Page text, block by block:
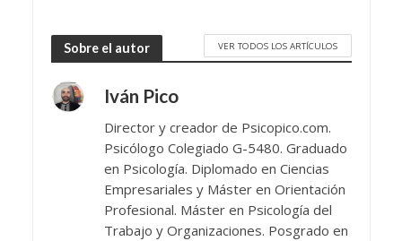
Sobre el autor VER TODOS LOS ARTÍCULOS
Iván Pico
Director y creador de Psicopico.com.
Psicólogo Colegiado G-5480. Graduado
en Psicología. Diplomado en Ciencias
Empresariales y Máster en Orientación
Profesional. Máster en Psicología del
Trabajo y Organizaciones. Posgrado en